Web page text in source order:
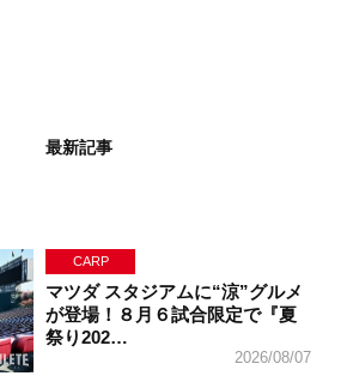
最新記事
CARP
マツダ スタジアムに“涼”グルメ
が登場！８月６試合限定で『夏
祭り202…
2026/08/07